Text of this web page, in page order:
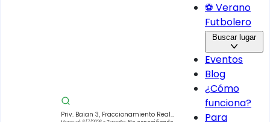
Priv. Baian 3, Fraccionamiento Real
⚽ Verano
Futbolero
Buscar lugar
Eventos
Blog
¿Cómo
funciona?
Para